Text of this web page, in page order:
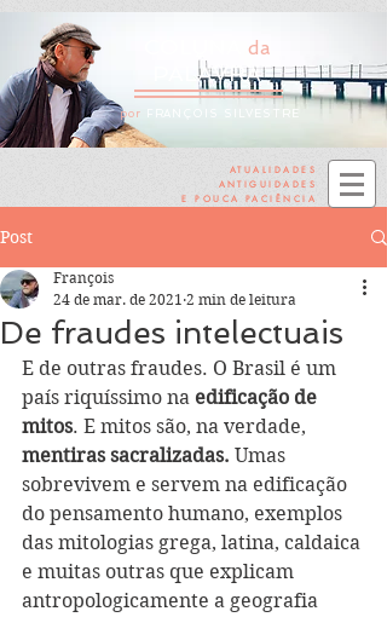
da
PALAVRA
por FRANÇOIS SILVESTRE
ATUALIDADES
ANTIGUIDADES
E POUCA PACIÊNCIA
Post
De fraudes intelectuais
François
24 de mar. de 2021 2 min de leitura
E de outras fraudes. O Brasil é um
país riquíssimo na edificação de
mitos. E mitos são, na verdade,
mentiras sacralizadas. Umas
sobrevivem e servem na edificação
do pensamento humano, exemplos
das mitologias grega, latina, caldaica
e muitas outras que explicam
antropologicamente a geografia